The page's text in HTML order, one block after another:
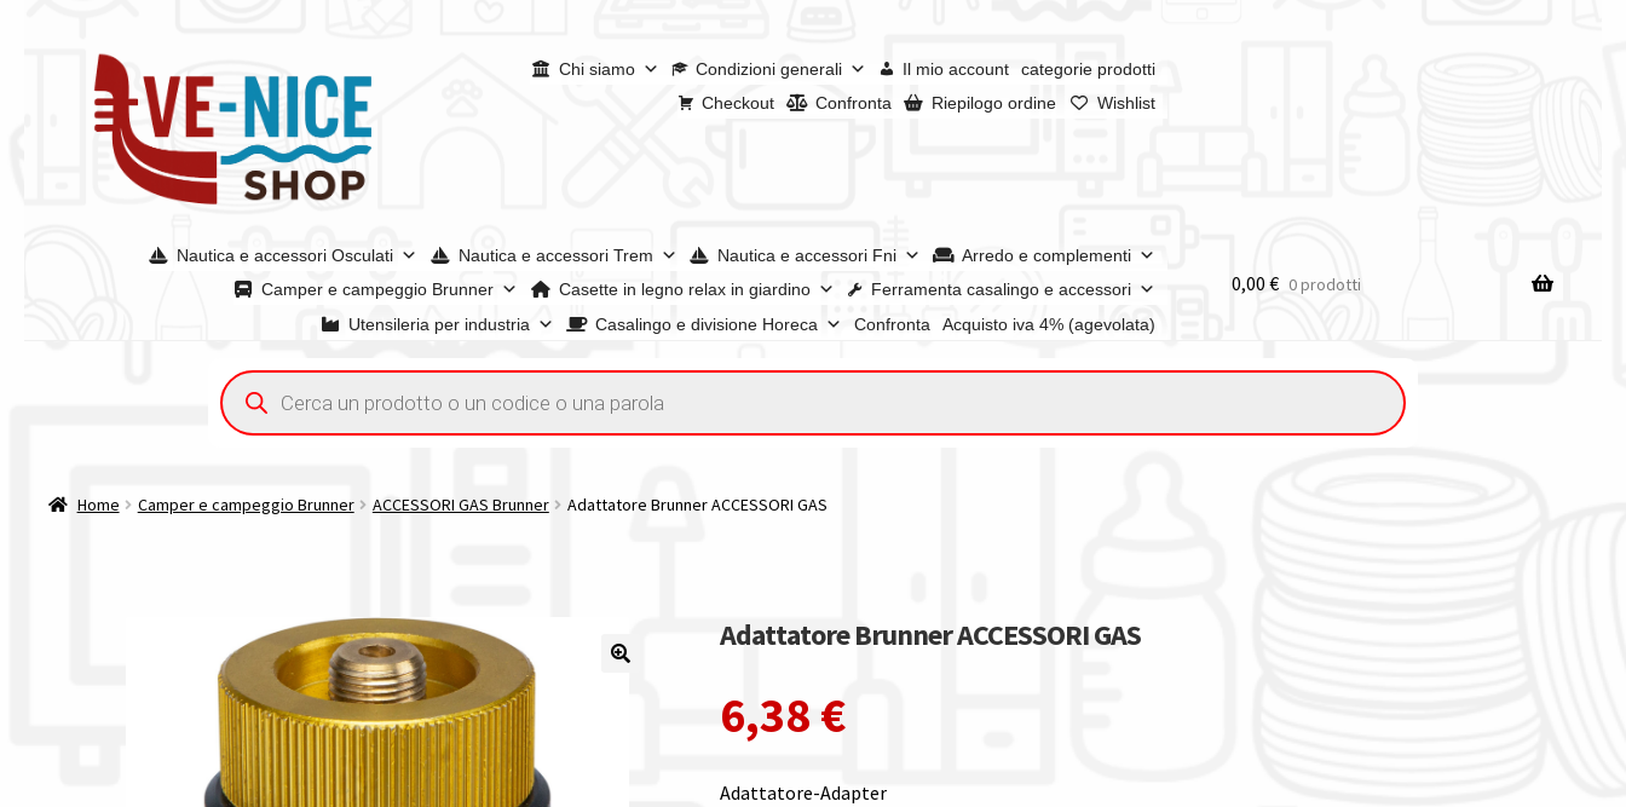
alla
navigazione
contenuto
Chi siamo Condizioni generali Il mio account
categorie prodotti
Checkout
Confronta Riepilogo ordine Wishlist
Nautica e accessori Osculati Nautica e accessori Trem Nautica e accessori Fni
Arredo e complementi
Camper e campeggio Brunner
Casette in legno relax in giardino
Ferramenta casalingo e accessori
Utensileria per industria
Casalingo e divisione Horeca Confronta Acquisto iva 4% (agevolata)
Acquisto iva 4% (agevolata)Chi siamoCondizioni generaliConfrontaConfrontaI nostri negoziRiepilogo ordine
Spedizioni in europaSpedizioni in italiaTutte le categorie dei prodottiWishlistCheckoutIl mio account
0,00 € 0 prodotti
Ricerca
prodotti
Home Camper e campeggio Brunner ACCESSORI GAS Brunner Adattatore Brunner ACCESSORI GAS
Adattatore Brunner ACCESSORI GAS
6,38 €
Adattatore-Adapter